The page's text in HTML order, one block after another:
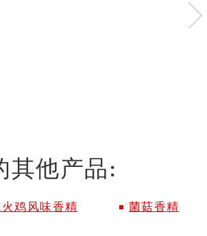
其他产品:
鸡风味香精 菌菇香精